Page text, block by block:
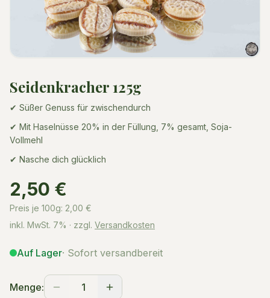
Seidenkracher 125g
✔ Süßer Genuss für zwischendurch
✔ Mit Haselnüsse 20% in der Füllung, 7% gesamt, Soja-
Vollmehl
✔ Nasche dich glücklich
2,50 €
Preis je 100g: 2,00 €
inkl. MwSt. 7% · zzgl. Versandkosten
Auf Lager· Sofort versandbereit
Menge: 1